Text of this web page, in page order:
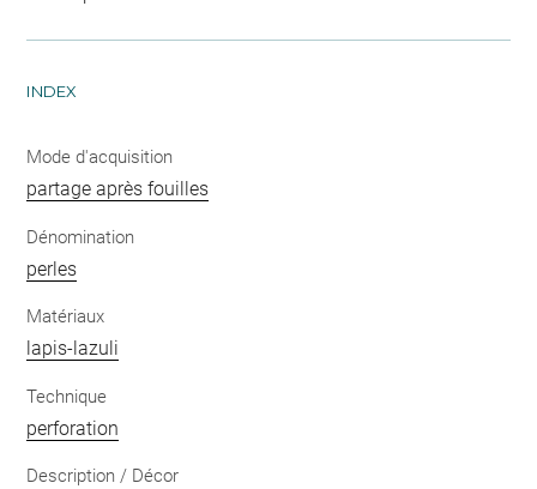
INDEX
Mode d'acquisition
partage après fouilles
Dénomination
perles
Matériaux
lapis-lazuli
Technique
perforation
Description / Décor